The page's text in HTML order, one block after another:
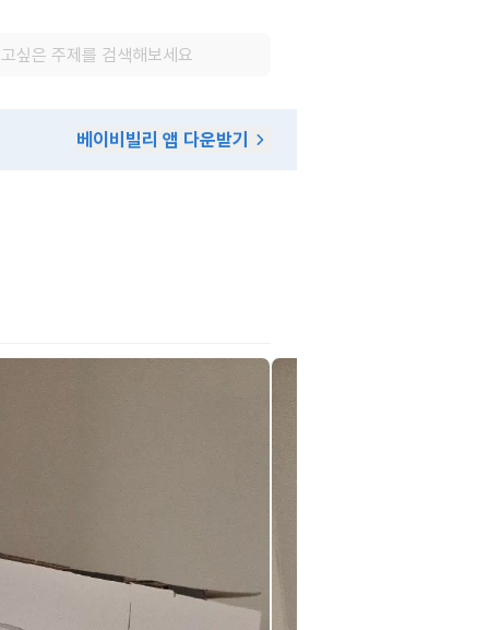
베이비빌리 앱 다운받기